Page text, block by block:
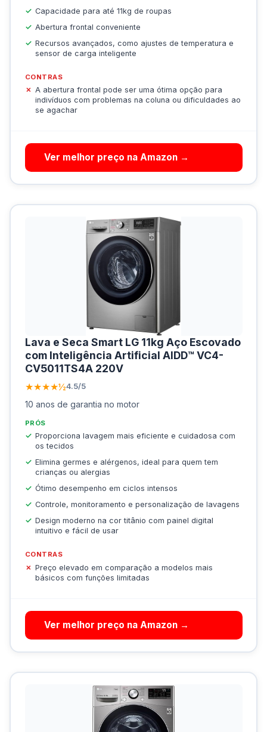
Capacidade para até 11kg de roupas
Abertura frontal conveniente
Recursos avançados, como ajustes de temperatura e
sensor de carga inteligente
CONTRAS
A abertura frontal pode ser uma ótima opção para
indivíduos com problemas na coluna ou dificuldades ao
se agachar
Ver melhor preço na Amazon →
Lava e Seca Smart LG 11kg Aço Escovado
com Inteligência Artificial AIDD™ VC4-
CV5011TS4A 220V
★★★★½4.5/5
10 anos de garantia no motor
PRÓS
Proporciona lavagem mais eficiente e cuidadosa com
os tecidos
Elimina germes e alérgenos, ideal para quem tem
crianças ou alergias
Ótimo desempenho em ciclos intensos
Controle, monitoramento e personalização de lavagens
Design moderno na cor titânio com painel digital
intuitivo e fácil de usar
CONTRAS
Preço elevado em comparação a modelos mais
básicos com funções limitadas
Ver melhor preço na Amazon →